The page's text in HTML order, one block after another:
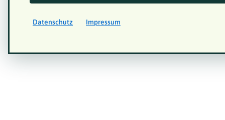
Datenschutz Impressum